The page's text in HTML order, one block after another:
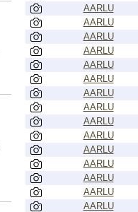
AARLU
AARLU
AARLU
AARLU
AARLU
AARLU
AARLU
AARLU
AARLU
AARLU
AARLU
AARLU
AARLU
AARLU
AARLU